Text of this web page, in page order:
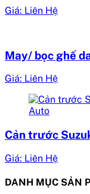
Giá: Liên Hệ
May/ bọc ghế
Giá: Liên Hệ
Cản trước
Giá: Liên Hệ
DANH MỤC SẢN